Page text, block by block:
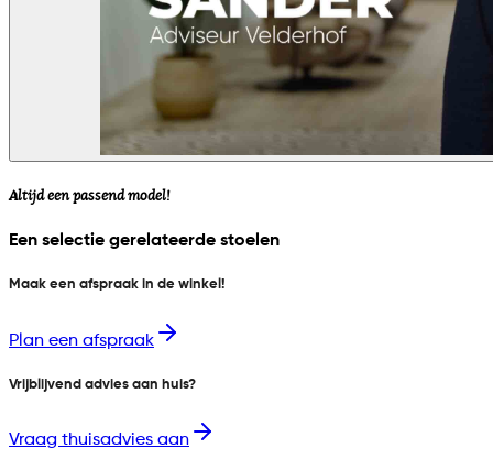
Altijd een passend model!
Een selectie gerelateerde stoelen
Maak een afspraak in de winkel!
Plan een afspraak
Vrijblijvend advies aan huis?
Vraag thuisadvies aan